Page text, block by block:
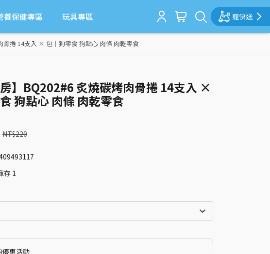
養保健專區 玩具專區 寵快送
骨捲 14支入 × 包｜狗零食 狗點心 肉條 肉乾零食
房】BQ202#6 炙燒碳烤肉骨捲 14支入 ×
狗點心 肉條 肉乾零食
NT$220
存 1
優惠活動